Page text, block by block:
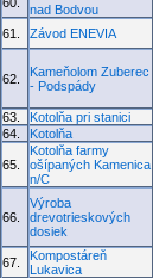
nad Bodvou
61. Závod ENEVIA
62.
Kameňolom Zuberec
- Podspády
63. Kotolňa pri stanici
64.
Kotolňa
65.
Kotolňa farmy
ošípaných Kamenica
n/C
66.
Výroba
drevotrieskových
dosiek
67.
Kompostáreň
Lukavica